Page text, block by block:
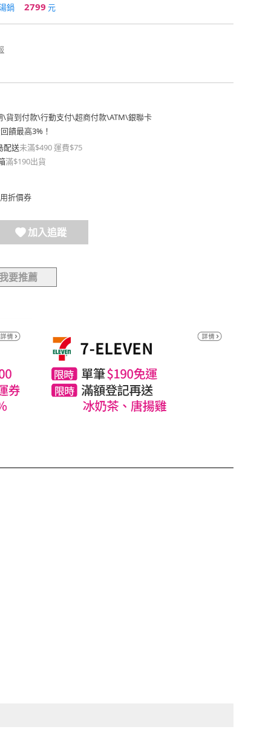
鍋
2799 元
\貨到付款\行動支付\超商付款\ATM\銀聯卡
饋最高3%！
配送未滿$490 運費$75
滿$190出貨
折價券
加入追蹤
我要推薦